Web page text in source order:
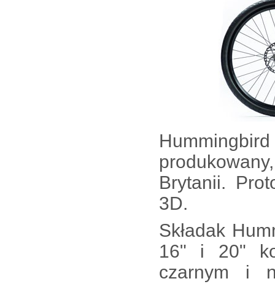
Brytanii.
3D.
Składak
16" i 20"
czarnym i